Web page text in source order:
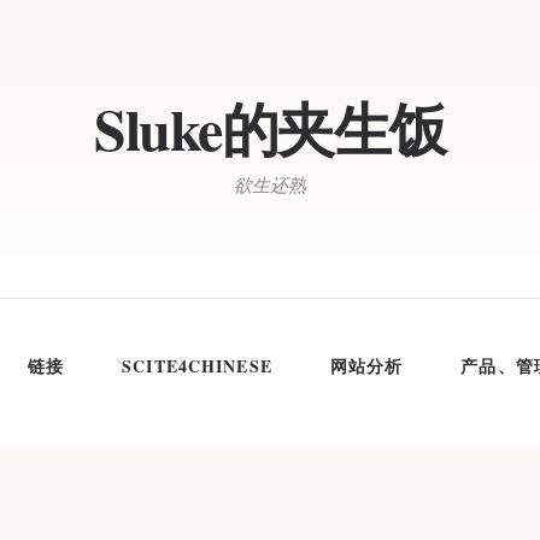
Sluke的夹生饭
欲生还熟
链接 SCITE4CHINESE 网站分析 产品、管